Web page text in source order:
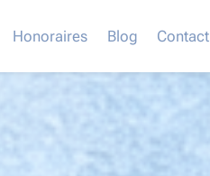
Honoraires Blog Contact